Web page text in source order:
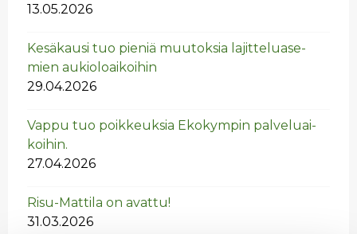
13.05.2026
Ke­sä­kausi tuo pie­niä muu­tok­sia la­jit­te­lua­se­
mien au­kio­loai­koi­hin
29.04.2026
Vappu tuo poik­keuk­sia Eko­kym­pin pal­ve­luai­
koi­hin.
27.04.2026
Risu-Mat­ti­la on avat­tu!
31.03.2026